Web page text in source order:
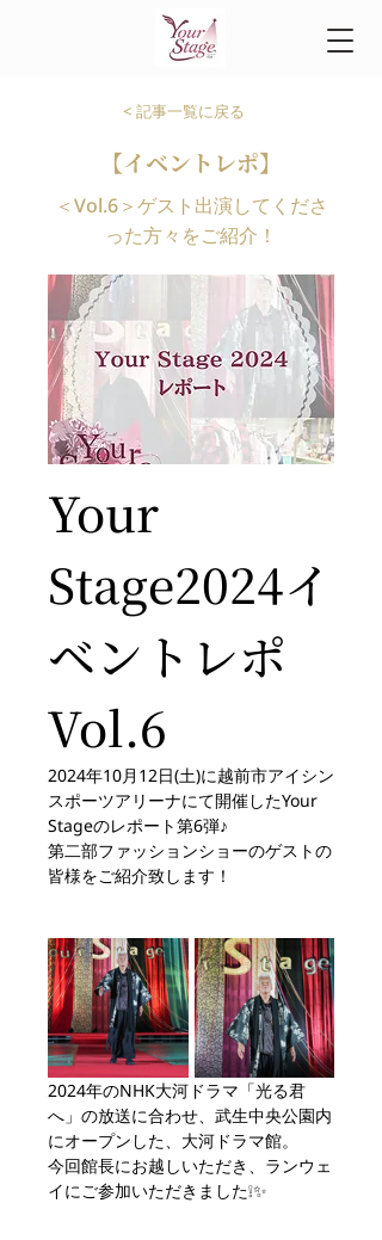
< 記事一覧に戻る
【イベントレポ】
＜Vol.6＞ゲスト出演してくださ
った方々をご紹介！
Your
Stage2024イ
ベントレポ
Vol.6
2024年10月12日(土)に越前市アイシン
スポーツアリーナにて開催したYour
Stageのレポート第6弾♪
第二部ファッションショーのゲストの
皆様をご紹介致します！
2024年のNHK大河ドラマ「光る君
へ」の放送に合わせ、武生中央公園内
にオープンした、大河ドラマ館。
今回館長にお越しいただき、ランウェ
イにご参加いただきました❕✨